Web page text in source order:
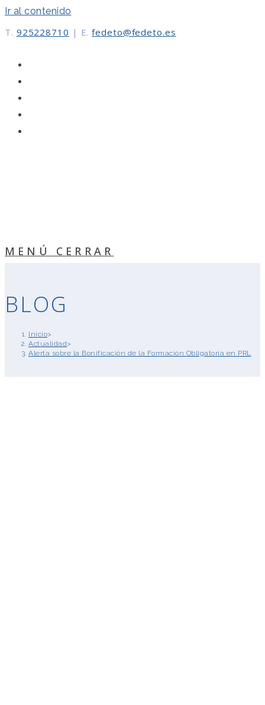
Ir al contenido
T. 925228710 | E. fedeto@fedeto.es
MENÚ CERRAR
BLOG
Inicio>
Actualidad>
Alerta sobre la Bonificación de la Formación Obligatoria en PRL